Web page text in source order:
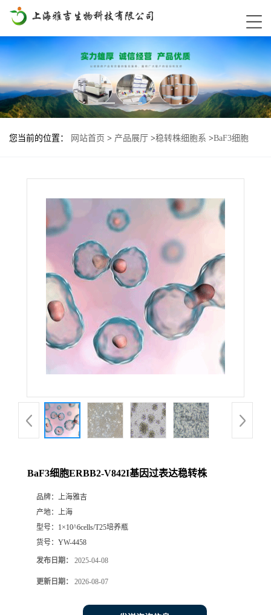
您当前的位置： 网站首页 > 产品展厅 >稳转株细胞系 >BaF3细胞
BaF3细胞ERBB2-V842I基因过表达稳转株
品牌： 上海雅吉
产地： 上海
型号： 1×10^6cells/T25培养瓶
货号： YW-4458
发布日期： 2025-04-08
更新日期： 2026-08-07